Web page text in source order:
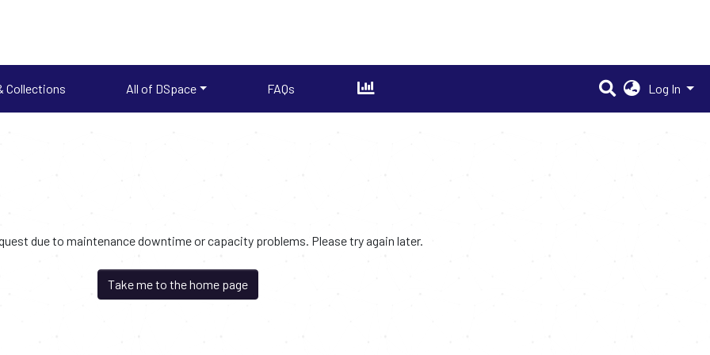
Collections All of DSpace FAQs Log In
due to maintenance downtime or capacity problems. Please try again later.
Take me to the home page